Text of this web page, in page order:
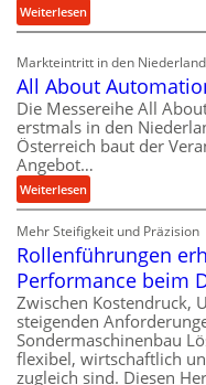
v
r
s
o
r
g
u
n
g
e
n
t
p
a
n
n
Weiterlesen:
M
c
h
i
n
e
n
a
u
-
B
e
s
t
Markteintritt in den
All About
Die Messereihe All
erstmals in den
Österreich baut der
Angebot…
Weiterlesen:
A
l
l
b
o
u
t
A
Mehr Steifigkeit und Präzision
Rollenführungen
Performance beim
Zwischen Kostendruck,
steigenden
Sondermaschinenbau
flexibel, wirtschaftlich
zugleich sind. Diesen